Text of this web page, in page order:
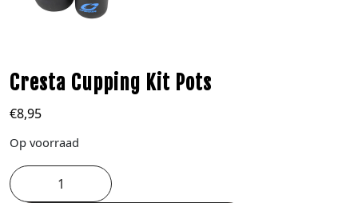
Cresta Cupping Kit Pots
€8,95
Op voorraad